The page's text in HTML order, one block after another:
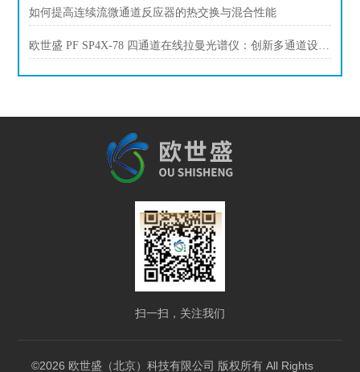
如何提高连续流微通道反应器的热交换与混合性能
欧世盛 PF SP4X-78 四通道在线拉曼光谱仪：创新多通道设计，实时精准分析
扫一扫，关注我们
©2026 欧世盛（北京）科技有限公司 版权所有 All Rights